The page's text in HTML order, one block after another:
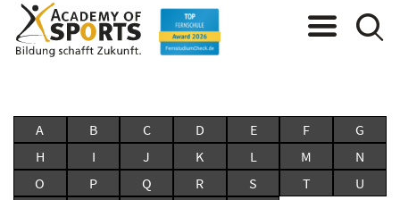
A B C D E F
G
H
I J K L M
N
O
P Q R S T
U